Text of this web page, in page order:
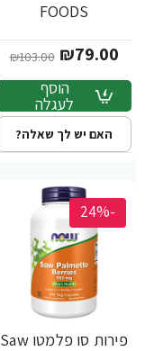
FOODS
₪79.00
₪103.00
הוסף
לעגלה
האם יש לך שאלה?
-24%
פירות סו פלמטו Saw